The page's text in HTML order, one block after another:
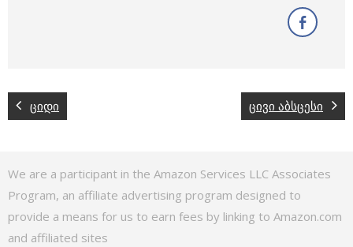
ციდი ცივი აბსცესი
We are a participant in the Amazon Services LLC Associates
Program, an affiliate advertising program designed to
provide a means for us to earn fees by linking to Amazon.com
and affiliated sites